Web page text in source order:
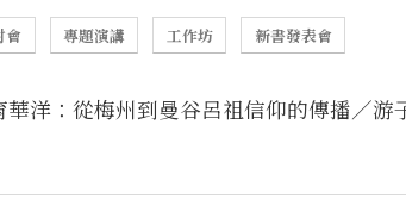
會 專題演講 工作坊 新書發表會
洋：從梅州到曼谷呂祖信仰的傳播／游